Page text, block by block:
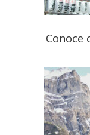
Conoce